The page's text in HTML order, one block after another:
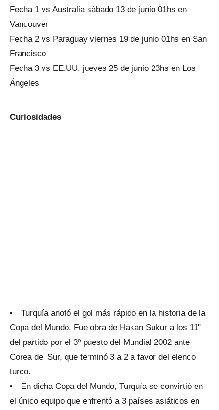
Fecha 1 vs Australia sábado 13 de junio 01hs en
Vancouver
Fecha 2 vs Paraguay viernes 19 de junio 01hs en San
Francisco
Fecha 3 vs EE.UU. jueves 25 de junio 23hs en Los
Ángeles
Curiosidades
Turquía anotó el gol más rápido en la historia de la
Copa del Mundo. Fue obra de Hakan Sukur a los 11"
del partido por el 3º puesto del Mundial 2002 ante
Corea del Sur, que terminó 3 a 2 a favor del elenco
turco.
En dicha Copa del Mundo, Turquía se convirtió en
el único equipo que enfrentó a 3 países asiáticos en